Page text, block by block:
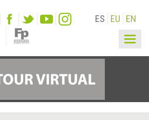
ES EU EN